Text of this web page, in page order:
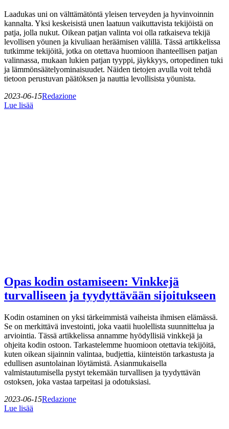
Laadukas uni on välttämätöntä yleisen terveyden ja hyvinvoinnin
kannalta. Yksi keskeisistä unen laatuun vaikuttavista tekijöistä on
patja, jolla nukut. Oikean patjan valinta voi olla ratkaiseva tekijä
levollisen yöunen ja kivuliaan heräämisen välillä. Tässä artikkelissa
tutkimme tekijöitä, jotka on otettava huomioon ihanteellisen patjan
valinnassa, mukaan lukien patjan tyyppi, jäykkyys, ortopedinen tuki
ja lämmönsäätelyominaisuudet. Näiden tietojen avulla voit tehdä
tietoon perustuvan päätöksen ja nauttia levollisista yöunista.
2023-06-15Redazione
Lue lisää
Opas kodin ostamiseen: Vinkkejä
turvalliseen ja tyydyttävään sijoitukseen
Kodin ostaminen on yksi tärkeimmistä vaiheista ihmisen elämässä.
Se on merkittävä investointi, joka vaatii huolellista suunnittelua ja
arviointia. Tässä artikkelissa annamme hyödyllisiä vinkkejä ja
ohjeita kodin ostoon. Tarkastelemme huomioon otettavia tekijöitä,
kuten oikean sijainnin valintaa, budjettia, kiinteistön tarkastusta ja
edullisen asuntolainan löytämistä. Asianmukaisella
valmistautumisella pystyt tekemään turvallisen ja tyydyttävän
ostoksen, joka vastaa tarpeitasi ja odotuksiasi.
2023-06-15Redazione
Lue lisää